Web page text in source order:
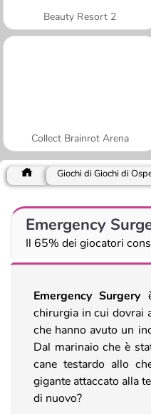
Beauty Resort 2
Collect Brainrot Arena
Giochi di Giochi di
Emergency
Il 65% dei giocatori
Emergency Surgeryè
chirurgia in cui dovrai
che hanno avuto un
Dal marinaio che è
cane testardo allo
gigante attaccato alla
di nuovo?